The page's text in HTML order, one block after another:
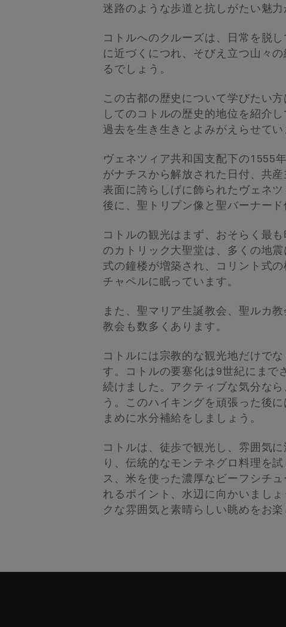
迷路のような歩道と抗しがたい魅力
コトルへのクルーズは、日常を脱
に近づくにつれ、そびえ立つ山々
るでしょう。
この古都の歴史について学びたい
してのコトルの歴史的地位を紹介
過去を生き生きとよみがえらせてい
ヴェネツィア共和国支配下の1555
がナチスから解放された日付、共
表面に誇らしげに飾られたヴェネ
後に、聖トリプン像と聖バーナー
コトルの観光はまず、おそらく最
のカトリック大聖堂は、多くの地
式の鐘楼が増築され、コリント式
チャペルに眠っています。
また、聖マリア生誕教会、聖ルカ
教会も数多くあります。
コトルには宗教的な観光地だけで
す。コトルの要塞化は9世紀にまで
続けました。アクティブな気分な
う。このハイキングを頑張った後
まめに水分補給をしましょう。
コトルは、徒歩で観光し、雰囲気
り、伝統的なモンテネグロ料理を
ス、米を使った濃厚なビーフシチ
れるポイント、水辺に向かいまし
クな雰囲気と素晴らしい眺めをお楽